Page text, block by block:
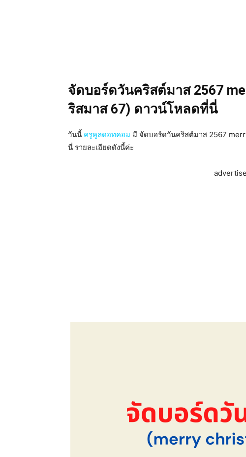
จัดบอร์ดวันคริสต์มาส 2567
ริสมาส 67) ดาวน์โหลดที่นี่
วันนี้ ครูคูลดอทคอม มี จัดบอร์ดวันคริสต์มาส 2567
นี่ รายละเอียดดังนี้ค่ะ